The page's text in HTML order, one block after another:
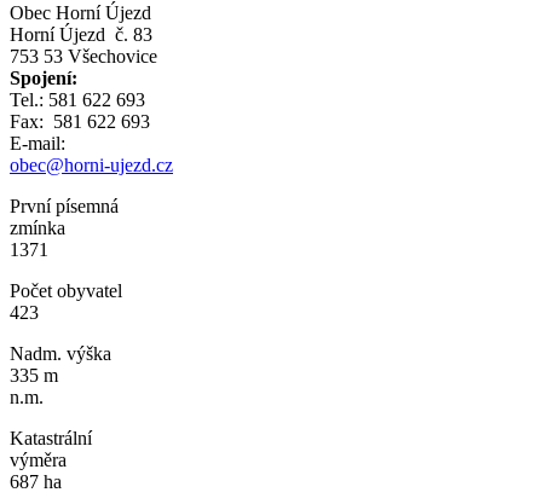
Obec Horní Újezd
Horní Újezd č. 83
753 53 Všechovice
Spojení:
Tel.: 581 622 693
Fax: 581 622 693
E-mail:
obec@horni-ujezd.cz
První písemná
zmínka
1371
Počet obyvatel
423
Nadm. výška
335 m
n.m.
Katastrální
výměra
687 ha